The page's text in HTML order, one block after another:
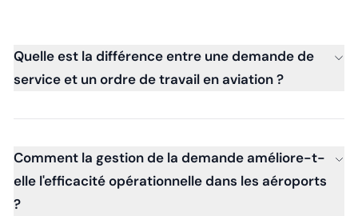
Quelle est la différence entre une demande de
service et un ordre de travail en aviation ?
Comment la gestion de la demande améliore-t-
elle l'efficacité opérationnelle dans les aéroports
?